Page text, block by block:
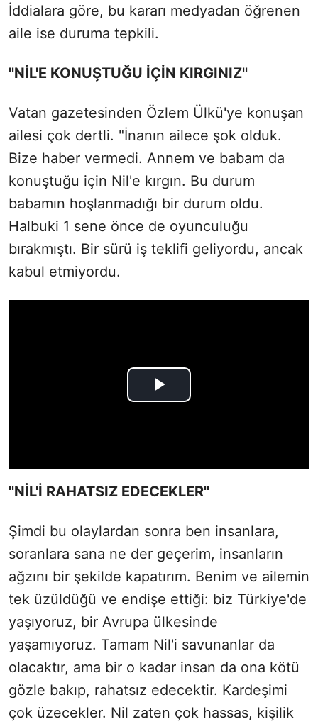
İddialara göre, bu kararı medyadan öğrenen
aile ise duruma tepkili.
''NİL'E KONUŞTUĞU İÇİN KIRGINIZ''
Vatan gazetesinden Özlem Ülkü'ye konuşan
ailesi çok dertli. "İnanın ailece şok olduk.
Bize haber vermedi. Annem ve babam da
konuştuğu için Nil'e kırgın. Bu durum
babamın hoşlanmadığı bir durum oldu.
Halbuki 1 sene önce de oyunculuğu
bırakmıştı. Bir sürü iş teklifi geliyordu, ancak
kabul etmiyordu.
''NİL'İ RAHATSIZ EDECEKLER''
Şimdi bu olaylardan sonra ben insanlara,
soranlara sana ne der geçerim, insanların
ağzını bir şekilde kapatırım. Benim ve ailemin
tek üzüldüğü ve endişe ettiği: biz Türkiye'de
yaşıyoruz, bir Avrupa ülkesinde
yaşamıyoruz. Tamam Nil'i savunanlar da
olacaktır, ama bir o kadar insan da ona kötü
gözle bakıp, rahatsız edecektir. Kardeşimi
çok üzecekler. Nil zaten çok hassas, kişilik